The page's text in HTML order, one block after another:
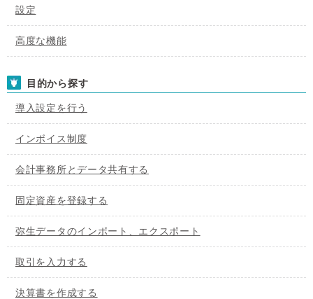
設定
高度な機能
目的から探す
導入設定を行う
インボイス制度
会計事務所とデータ共有する
固定資産を登録する
弥生データのインポート、エクスポート
取引を入力する
決算書を作成する